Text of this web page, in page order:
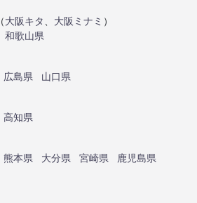
（大阪キタ 大阪ミナミ ）
和歌山県
広島県
山口県
高知県
熊本県 大分県 宮崎県
鹿児島県